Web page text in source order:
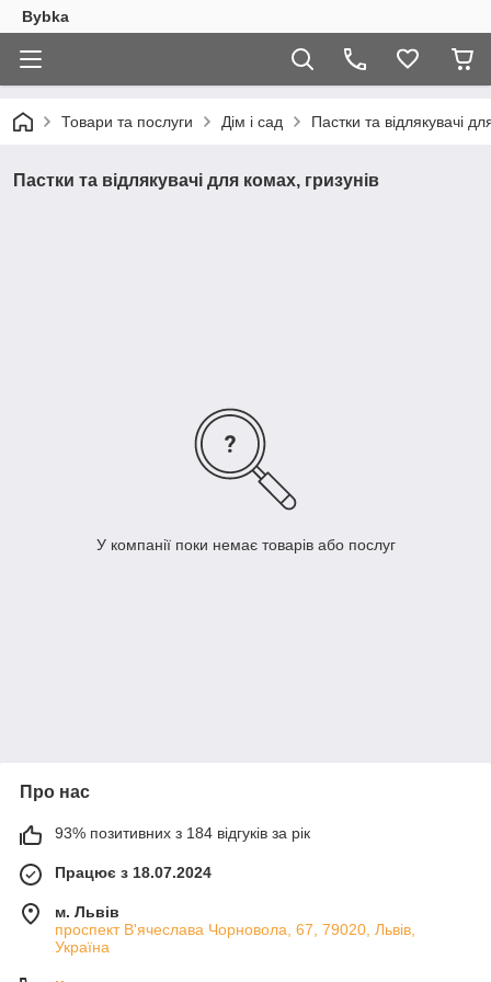
Bybka
Товари та послуги Дім і сад Пастки та відлякувачі
Пастки та відлякувачі для комах, гризунів
У компанії поки немає товарів або послуг
Про нас
93% позитивних з 184 відгуків за рік
Працює з 18.07.2024
м. Львів
проспект В'ячеслава Чорновола, 67, 79020, Львів,
Україна